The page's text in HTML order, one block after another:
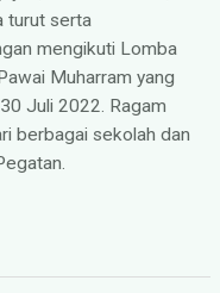
turut serta
mengikuti Lomba
Muharram yang
Juli 2022. Ragam
berbagai sekolah dan